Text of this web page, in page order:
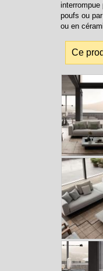
interrompue
poufs ou
ou en
Ce